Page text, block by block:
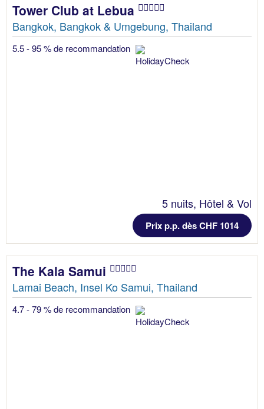
Tower Club at Lebua
Bangkok, Bangkok & Umgebung, Thailand
5.5 - 95 % de recommandation
5 nuits, Hôtel & Vol
Prix p.p. dès CHF 1014
The Kala Samui
Lamai Beach, Insel Ko Samui, Thailand
4.7 - 79 % de recommandation